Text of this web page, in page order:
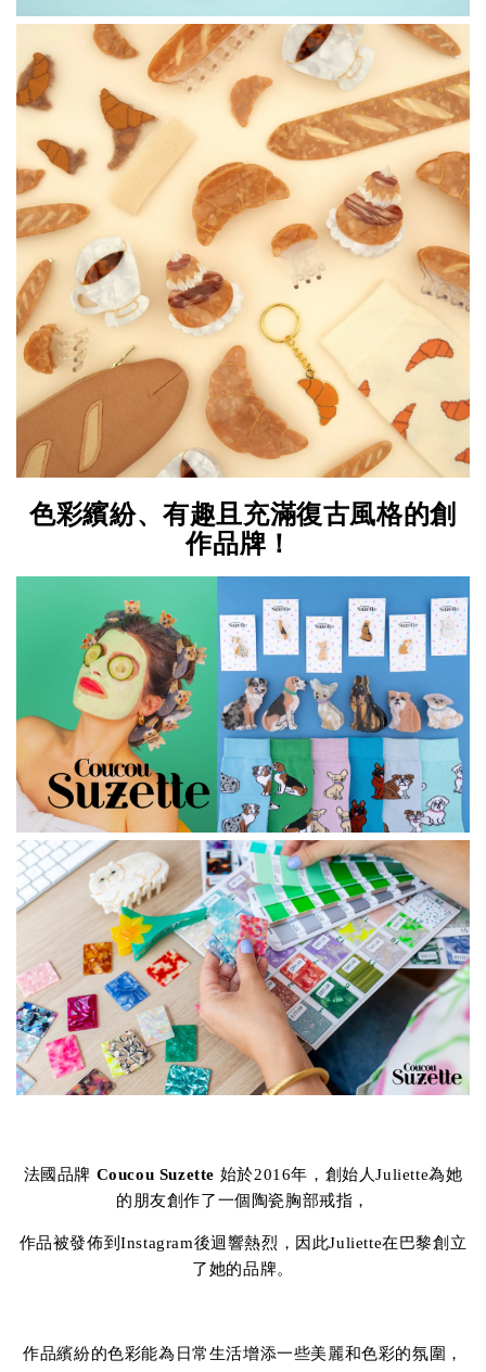
色彩繽紛、有趣且充滿復古風格的創
作品牌！
法國品牌 Coucou Suzette 始於2016年，創始人Juliette為她
的朋友創作了一個陶瓷胸部戒指，
作品被發佈到Instagram後迴響熱烈，因此Juliette在巴黎創立
了她的品牌。
作品繽紛的色彩能為日常生活增添一些美麗和色彩的氛圍，